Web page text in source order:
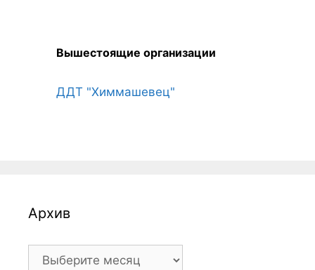
Вышестоящие организации
ДДТ "Химмашевец"
Архив
Архив